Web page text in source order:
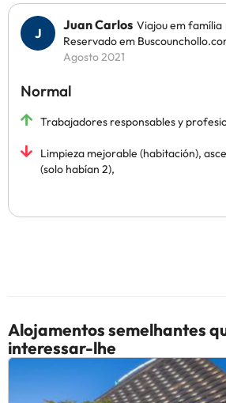
Juan Carlos Viajou em família
Reservado em
Agosto 2021
Normal
Trabajadores responsables y
Limpieza mejorable (habitación),
(solo habían 2),
Alojamentos semelhantes
interessar-lhe